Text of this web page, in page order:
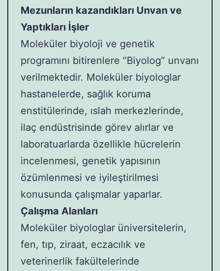
Mezunların kazandıkları Unvan ve
Yaptıkları İşler
Moleküler biyoloji ve genetik
programını bitirenlere “Biyolog” unvanı
verilmektedir. Moleküler biyologlar
hastanelerde, sağlık koruma
enstitülerinde, ıslah merkezlerinde,
ilaç endüstrisinde görev alırlar ve
laboratuarlarda özellikle hücrelerin
incelenmesi, genetik yapısının
özümlenmesi ve iyileştirilmesi
konusunda çalışmalar yaparlar.
Çalışma Alanları
Moleküler biyologlar üniversitelerin,
fen, tıp, ziraat, eczacılık ve
veterinerlik fakültelerinde